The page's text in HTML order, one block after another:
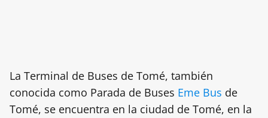
La Terminal de Buses de Tomé, también
conocida como Parada de Buses Eme Bus de
Tomé, se encuentra en la ciudad de Tomé, en la